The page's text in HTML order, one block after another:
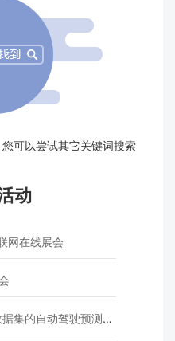
可以尝试其它关键词搜索
动
网在线展会
自动驾驶预测模型挑战赛